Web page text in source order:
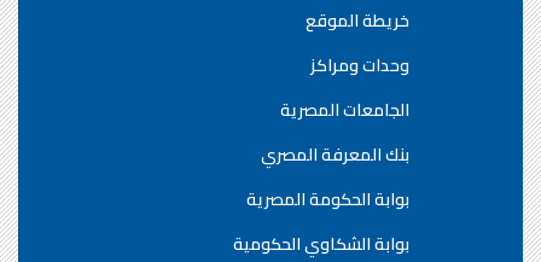
خريطة الموقع
وحدات ومراكز
الجامعات المصرية
بنك المعرفة المصري
بوابة الحكومة المصرية
بوابة الشكاوي الحكومية